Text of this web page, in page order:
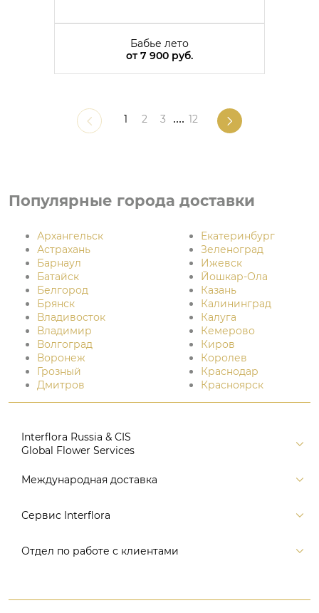
Бабье лето
от7 900 руб.
1 2 3 .... 12
Популярные города доставки
Архангельск
Астрахань
Барнаул
Батайск
Белгород
Брянск
Владивосток
Владимир
Волгоград
Воронеж
Грозный
Дмитров
Екатеринбург
Зеленоград
Ижевск
Йошкар-Ола
Казань
Калининград
Калуга
Кемерово
Киров
Королев
Краснодар
Красноярск
Interflora Russia & CIS
Global Flower Services
Версия для печати
Поиск
Международная доставка
Россия
Европа
Австралия и Океания
Сервис Interflora
Заказ и оплата
Отдел по работе с клиентами